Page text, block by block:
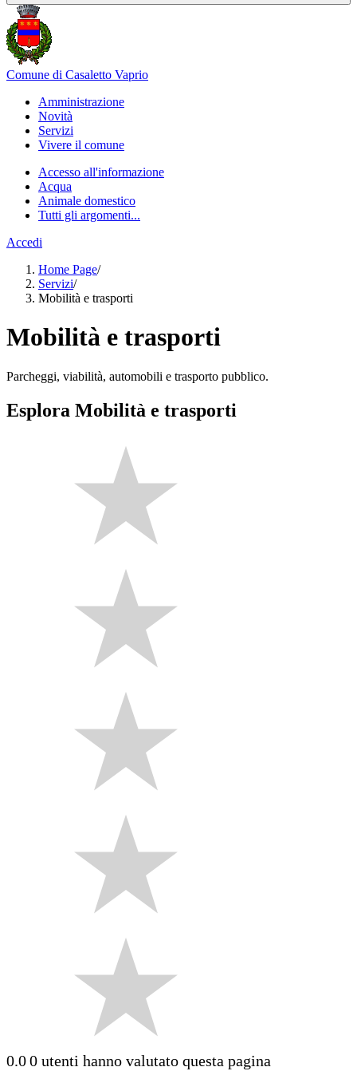
Comune di Casaletto Vaprio
Amministrazione
Novità
Servizi
Vivere il comune
Accesso all'informazione
Acqua
Animale domestico
Tutti gli argomenti...
Accedi
Home Page/
Servizi/
Mobilità e trasporti
Mobilità e trasporti
Parcheggi, viabilità, automobili e trasporto pubblico.
Esplora Mobilità e trasporti
0.00 utenti hanno valutato questa pagina